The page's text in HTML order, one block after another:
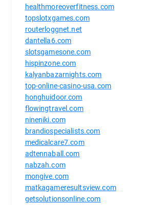
healthmoreoverfitness.com
topslotxgames.com
routerloggnet.net
dantella6.com
slotsgamesone.com
hispinzone.com
kalyanbazarnights.com
top-online-casino-usa.com
honghuidoor.com
flowingtravel.com
nineniki.com
brandiospecialists.com
medicalcare7.com
adtennaball.com
nabzah.com
mongive.com
matkagameresultsview.com
getsolutionsonline.com